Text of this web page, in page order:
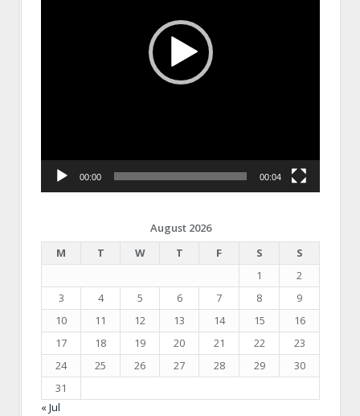
00:00 00:04
August 2026
M
T W T F S
S
1
2
3
4 5 6 7 8
9
10
11 12 13 14 15
16
17
18 19 20 21 22
23
24
25 26 27 28 29
30
31
« Jul